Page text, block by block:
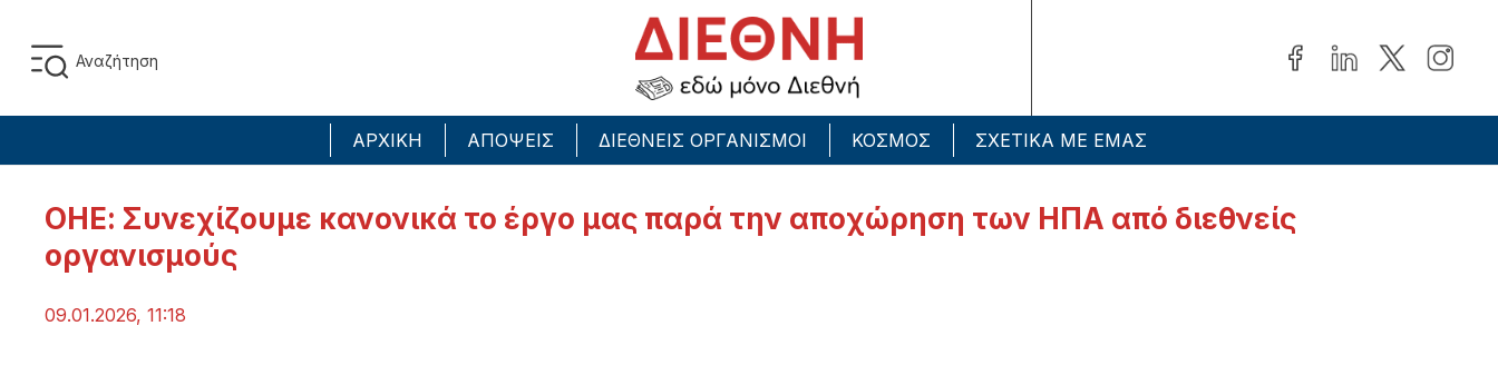
ΑΡΧΙΚΗ ΑΠΟΨΕΙΣ ΔΙΕΘΝΕΙΣ ΟΡΓΑΝΙΣΜΟΙ ΚΟΣΜΟΣ ΣΧΕΤΙΚΑ ΜΕ ΕΜΑΣ
ΟΗΕ: Συνεχίζουμε κανονικά το έργο μας παρά την αποχώρηση των ΗΠΑ από διεθνείς
οργανισμούς
09.01.2026, 11:18